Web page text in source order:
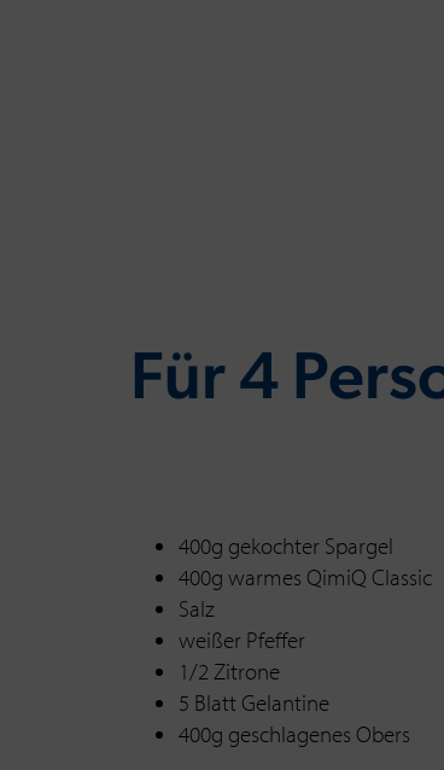
Für 4
400g gekochter Spargel
400g warmes QimiQ Classic
Salz
weißer Pfeffer
1/2 Zitrone
5 Blatt Gelantine
400g geschlagenes Obers